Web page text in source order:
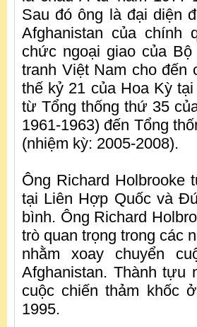
Sau đó ông là đại diện
Afghanistan của chính
chức ngoại giao của
tranh Việt Nam cho đến
thế kỷ 21 của Hoa Kỳ
từ Tổng thống thứ 35
1961-1963) đến Tổng
(nhiệm kỳ: 2005-2008).
Ông Richard
tại Liên Hợp Quốc và
bình. Ông Richard
trò quan trọng trong các
nhằm xoay chuyển
Afghanistan. Thành tựu
cuộc chiến thảm khốc
1995.